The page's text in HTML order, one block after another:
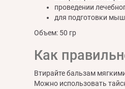
проведении
для подготовки
Объем: 50 гр
Как
Втирайте бальзам
Можно использовать